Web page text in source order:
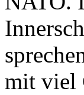
mit viel